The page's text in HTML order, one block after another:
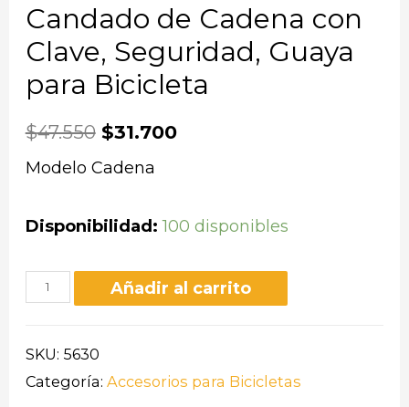
Candado de Cadena con
Clave, Seguridad, Guaya
para Bicicleta
$47.550 $31.700
Modelo Cadena
Disponibilidad: 100 disponibles
Añadir al carrito
SKU: 5630
Categoría: Accesorios para Bicicletas